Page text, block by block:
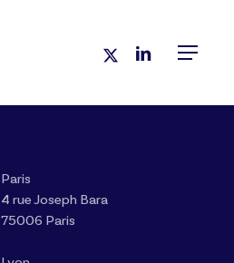
Menu
x-
linkedin
Paris
4 rue Joseph Bara
75006 Paris